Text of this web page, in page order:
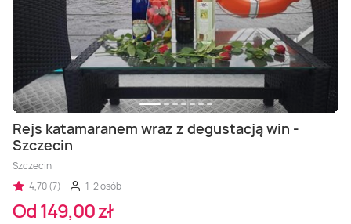
Rejs katamaranem wraz z degustacją win -
Szczecin
Szczecin
4,70 (7)
1-2 osób
Od 149,00 zł